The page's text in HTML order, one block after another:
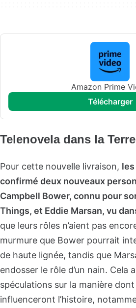
Amazon Prime
télécharger
Telenovela dans la
Pour cette nouvelle livraison,
confirmé deux nouveaux
Campbell Bower, connu pour
Things, et Eddie Marsan, vu
que leurs rôles n’aient pas
murmure que Bower pourrait
de haute lignée, tandis que
endosser le rôle d’un nain. Cela
spéculations sur la manière
influenceront l’histoire,